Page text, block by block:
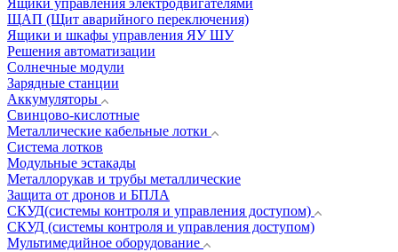
Ящики управления электродвигателями
ЩАП (Щит аварийного переключения)
Ящики и шкафы управления ЯУ ШУ
Решения автоматизации
Солнечные модули
Зарядные станции
Аккумуляторы
Свинцово-кислотные
Металлические кабельные лотки
Система лотков
Модульные эстакады
Металлорукав и трубы металлические
Защита от дронов и БПЛА
СКУД(системы контроля и управления доступом)
СКУД (системы контроля и управления доступом)
Мультимедийное оборудование